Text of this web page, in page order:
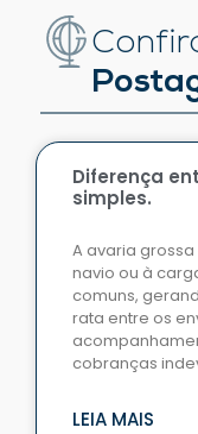
Diferença
simples.
A avaria
navio ou à
comuns,
rata entre os
cobranças
LEIA MAIS